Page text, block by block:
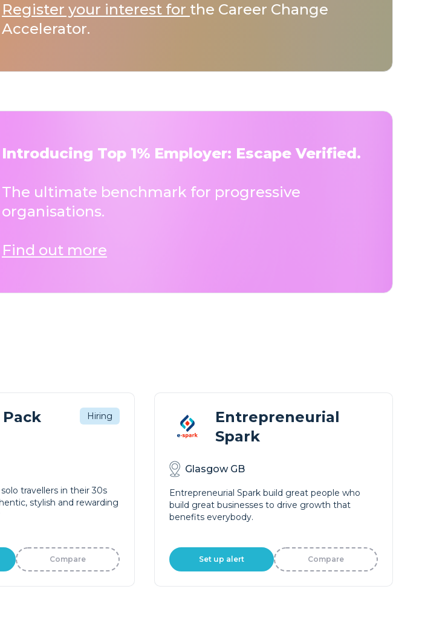
Register your interest for the Career Change
Accelerator.
Introducing Top 1% Employer: Escape Verified.
The ultimate benchmark for progressive
organisations.
Find out more
Pack Hiring
travellers in their 30s
stylish and rewarding
Compare
Entrepreneurial
Spark
Glasgow GB
Entrepreneurial Spark build great people who
build great businesses to drive growth that
benefits everybody.
Set up alert Compare